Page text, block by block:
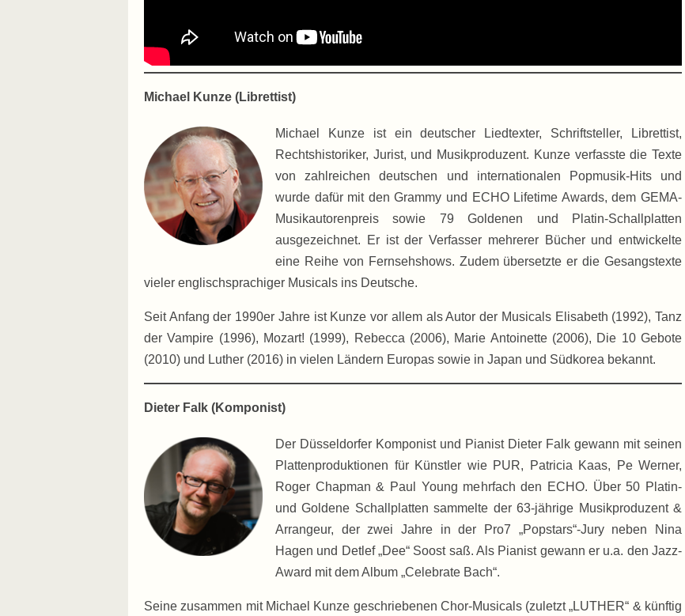
Michael Kunze (Librettist)
Michael Kunze ist ein deutscher Liedtexter, Schriftsteller, Librettist,
Rechtshistoriker, Jurist, und Musikproduzent. Kunze verfasste die Texte
von zahlreichen deutschen und internationalen Popmusik-Hits und
wurde dafür mit den Grammy und ECHO Lifetime Awards, dem GEMA-
Musikautorenpreis sowie 79 Goldenen und Platin-Schallplatten
ausgezeichnet. Er ist der Verfasser mehrerer Bücher und entwickelte
eine Reihe von Fernsehshows. Zudem übersetzte er die Gesangstexte
vieler englischsprachiger Musicals ins Deutsche.
Seit Anfang der 1990er Jahre ist Kunze vor allem als Autor der Musicals Elisabeth (1992), Tanz
der Vampire (1996), Mozart! (1999), Rebecca (2006), Marie Antoinette (2006), Die 10 Gebote
(2010) und Luther (2016) in vielen Ländern Europas sowie in Japan und Südkorea bekannt.
Dieter Falk (Komponist)
Der Düsseldorfer Komponist und Pianist Dieter Falk gewann mit seinen
Plattenproduktionen für Künstler wie PUR, Patricia Kaas, Pe Werner,
Roger Chapman & Paul Young mehrfach den ECHO. Über 50 Platin-
und Goldene Schallplatten sammelte der 63-jährige Musikproduzent &
Arrangeur, der zwei Jahre in der Pro7 „Popstars“-Jury neben Nina
Hagen und Detlef „Dee“ Soost saß. Als Pianist gewann er u.a. den Jazz-
Award mit dem Album „Celebrate Bach“.
Seine zusammen mit Michael Kunze geschriebenen Chor-Musicals (zuletzt „LUTHER“ & künftig